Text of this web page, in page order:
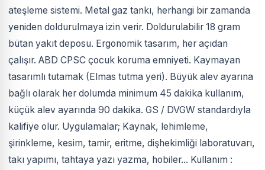
ateşleme sistemi. Metal gaz tankı, herhangi bir zamanda
yeniden doldurulmaya izin verir. Doldurulabilir 18 gram
bütan yakıt deposu. Ergonomik tasarım, her açıdan
çalışır. ABD CPSC çocuk koruma emniyeti. Kaymayan
tasarımlı tutamak (Elmas tutma yeri). Büyük alev ayarına
bağlı olarak her dolumda minimum 45 dakika kullanım,
küçük alev ayarında 90 dakika. GS / DVGW standardıyla
kalifiye olur. Uygulamalar; Kaynak, lehimleme,
şirinkleme, kesim, tamir, eritme, dişhekimliği laboratuvarı,
takı yapımı, tahtaya yazı yazma, hobiler... Kullanım :